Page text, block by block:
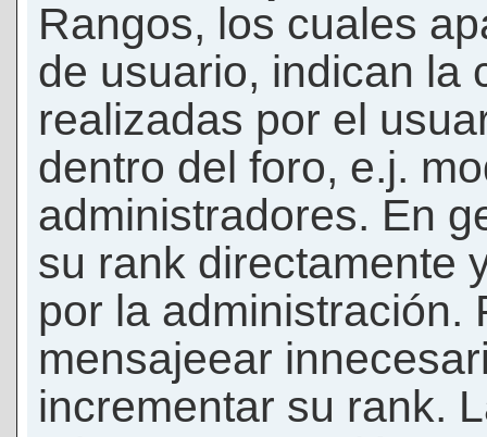
Rangos, los cuales
de usuario, indican la
realizadas por el
dentro del foro, e.j.
administradores. En
su rank directamente
por la administración.
mensajeear
incrementar su rank.